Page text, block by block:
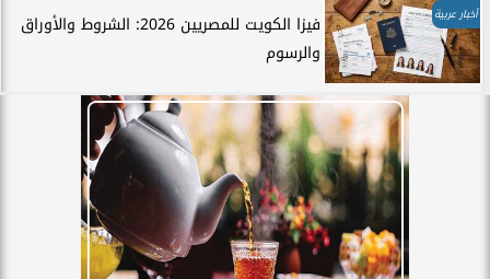
أخبار عربية
فيزا الكويت للمصريين 2026: الشروط والأوراق
والرسوم